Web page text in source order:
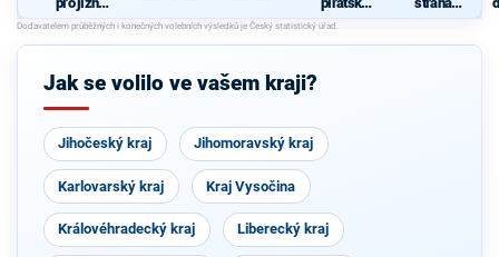
Moravu
strana
sociálně
cká
Jak se volilo ve vašem kraji?
Jihočeský kraj Jihomoravský kraj
Karlovarský kraj Kraj Vysočina
Královéhradecký kraj Liberecký kraj